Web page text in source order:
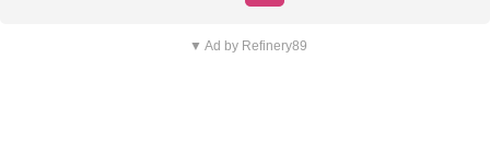
▼ Ad by Refinery89